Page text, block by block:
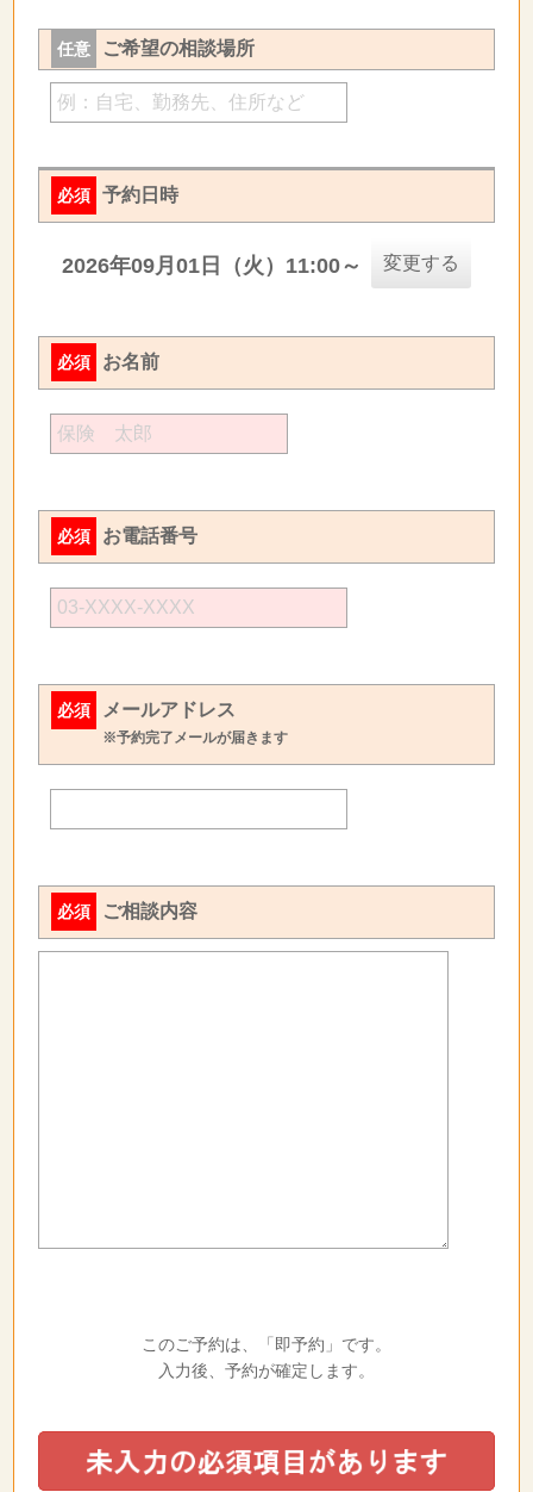
任意 ご希望の相談場所
必須 予約日時
2026年09月01日（火）11:00～ 変更する
必須 お名前
必須 お電話番号
必須 メールアドレス
※予約完了メールが届きます
必須 ご相談内容
このご予約は、「即予約」です。
入力後、予約が確定します。